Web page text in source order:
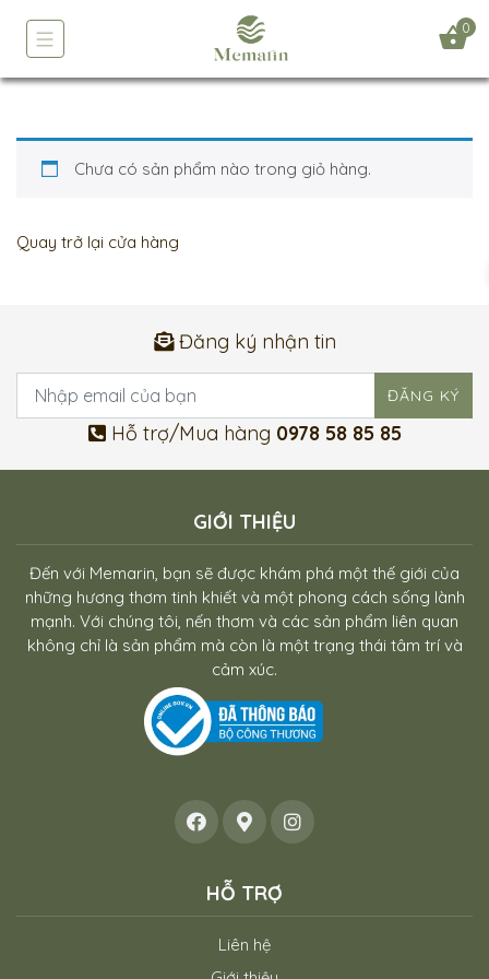
0
Chưa có sản phẩm nào trong giỏ hàng.
Quay trở lại cửa hàng
Đăng ký nhận tin
Hỗ trợ/Mua hàng 0978 58 85 85
GIỚI THIỆU
Đến với Memarin, bạn sẽ được khám phá một thế giới của
những hương thơm tinh khiết và một phong cách sống lành
mạnh. Với chúng tôi, nến thơm và các sản phẩm liên quan
không chỉ là sản phẩm mà còn là một trạng thái tâm trí và
cảm xúc.
HỖ TRỢ
Liên hệ